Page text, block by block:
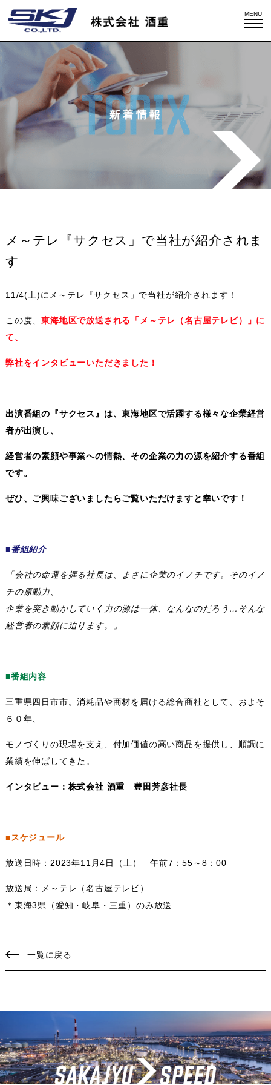
MENU
メ～テレ『サクセス」で当社が紹介されま
す
11/4(土)にメ～テレ『サクセス」で当社が紹介されます！
この度、東海地区で放送される「メ～テレ（名古屋テレビ）」に
て、
弊社をインタビューいただきました！
出演番組の『サクセス』は、東海地区で活躍する様々な企業経営
者が出演し、
経営者の素顔や事業への情熱、その企業の力の源を紹介する番組
です。
ぜひ、ご興味ございましたらご覧いただけますと幸いです！
■番組紹介
「会社の命運を握る社長は、まさに企業のイノチです。そのイノ
チの原動力、
企業を突き動かしていく力の源は一体、なんなのだろう…そんな
経営者の素顔に迫ります。」
■番組内容
三重県四日市市。消耗品や商材を届ける総合商社として、およそ
６０年、
モノづくりの現場を支え、付加価値の高い商品を提供し、順調に
業績を伸ばしてきた。
インタビュー：株式会社 酒重 豊田芳彦社長
■スケジュール
放送日時：2023年11月4日（土） 午前7：55～8：00
放送局：メ～テレ（名古屋テレビ）
＊東海3県（愛知・岐阜・三重）のみ放送
一覧に戻る